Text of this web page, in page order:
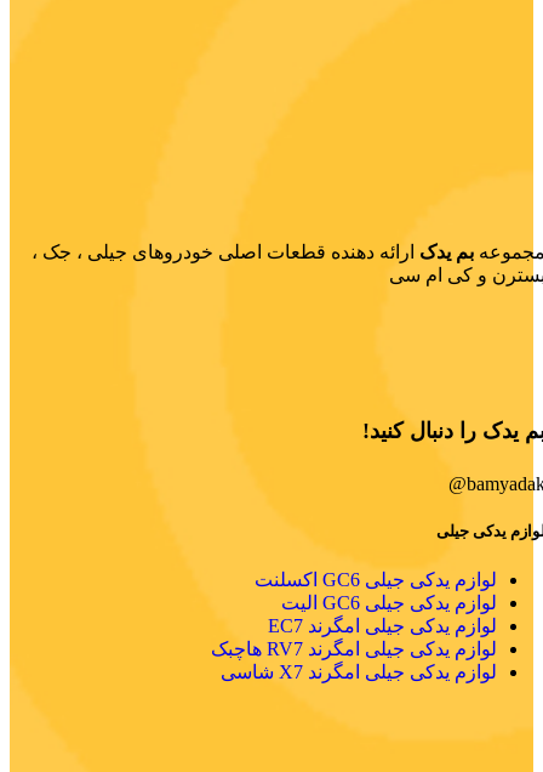
بم یدک ارائه دهنده قطعات اصلی خودروهای جیلی ، جک ،
و کی ام سی
یدک را دنبال کنید!
یدکی جیلی
لوازم یدکی جیلی GC6 اکسلنت
لوازم یدکی جیلی GC6 الیت
لوازم یدکی جیلی امگرند EC7
لوازم یدکی جیلی امگرند RV7 هاچبک
لوازم یدکی جیلی امگرند X7 شاسی